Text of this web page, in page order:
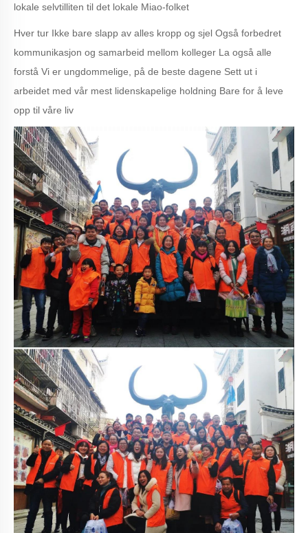
lokale selvtilliten til det lokale Miao-folket
Hver tur Ikke bare slapp av alles kropp og sjel Også forbedret
kommunikasjon og samarbeid mellom kolleger La også alle
forstå Vi er ungdommelige, på de beste dagene Sett ut i
arbeidet med vår mest lidenskapelige holdning Bare for å leve
opp til våre liv